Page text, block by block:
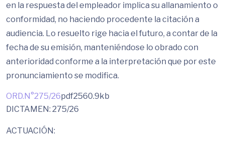
en la respuesta del empleador implica su allanamiento o
conformidad, no haciendo procedente la citación a
audiencia. Lo resuelto rige hacia el futuro, a contar de la
fecha de su emisión, manteniéndose lo obrado con
anterioridad conforme a la interpretación que por este
pronunciamiento se modifica.
ORD.N°275/26pdf2560.9kb
DICTAMEN: 275/26
ACTUACIÓN: